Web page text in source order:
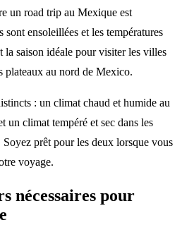
un road trip au Mexique est
ensoleillées et les températures
la saison idéale pour visiter les villes
plateaux au nord de Mexico.
: un climat chaud et humide au
un climat tempéré et sec dans les
prêt pour les deux lorsque vous
voyage.
nécessaires pour